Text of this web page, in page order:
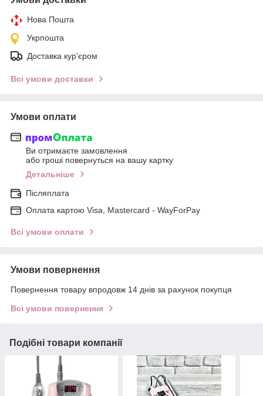
Нова Пошта
Укрпошта
Доставка кур'єром
Всі умови доставки
Умови оплати
Ви отримаєте замовлення
або гроші повернуться на вашу картку
Детальніше
Післяплата
Оплата картою Visa, Mastercard - WayForPay
Всі умови оплати
Умови повернення
Повернення товару впродовж 14 днів за рахунок покупця
Всі умови повернення
Подібні товари компанії